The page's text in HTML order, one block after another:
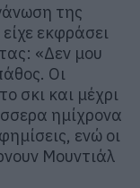
της
εκφράσει
«Δεν μου
Οι
σκι και μέχρι
ημίχρονα
ενώ οι
Μουντιάλ